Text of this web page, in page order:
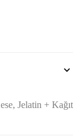
Jelatin + Kağıt